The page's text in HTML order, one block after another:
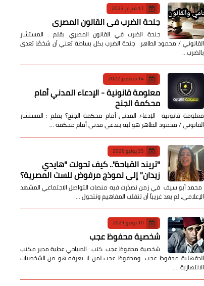
17 فبراير 2023
جنحة الضرب في القانون المصري
جنحة الضرب في القانون المصري بقلم : المستشار
القانوني / محمود الطاهر جنحة الضرب بكل بساطة تعني أن شخصًا تعدى
بالضرب…
14 سبتمبر 2022
معلومة قانونية - الإدعاء المدني أمام
محكمة الجنح
معلومة قانونية الإدعاء المدني أمام محكمة الجنح؟ بقلم : المستشار
القانوني / محمود الطاهر هو ليه بندعي مدني أمام محكمة …
25 يوليو 2026
​"تريند القباحة".. كيف تحولت "هايدي
زيدان" إلى نموذج مرفوض للست المصرية؟
​ محمد أبو سيف ​في زمن تصدّرت فيه منصات التواصل الاجتماعي المشهد
الإعلامي، لم يعد غريباً أن تنقلب المفاهيم وتتحول …
10 يونيو 2021
شخصية محفوظ عجب
شخصية محفوظ عجب كتب : الصباحي عطية مدير مكتب
الدقهلية محفوظ عجب ومحفوظ عجب لمن لا يعرفه هو من الشخصيات
الانتهازية ا…